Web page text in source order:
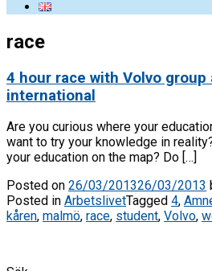
race
4 hour race with Volvo group
international
Are you curious where your
want to try your knowledge in
your education on the map? Do […]
Posted on 26/03/201326/03/2013
Posted in ArbetslivetTagged 4,
kåren, malmö, race, student, Volvo,